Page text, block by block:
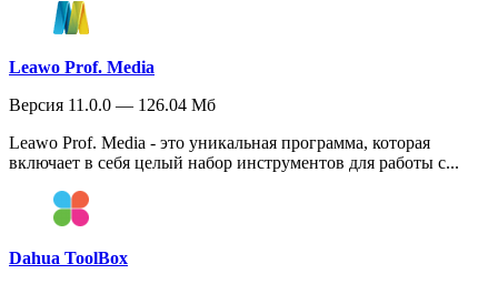
Leawo Prof. Media
Версия 11.0.0 — 126.04 Мб
Leawo Prof. Media - это уникальная программа, которая
включает в себя целый набор инструментов для работы с...
Dahua ToolBox